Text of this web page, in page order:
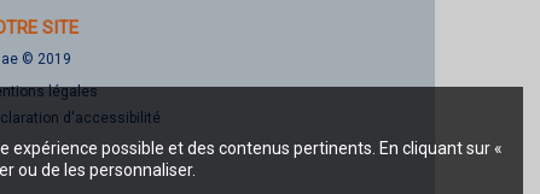
expérience possible et des contenus pertinents. En cliquant sur «
ou de les personnaliser.
SITE
© 2019
légales
d'accessibilité